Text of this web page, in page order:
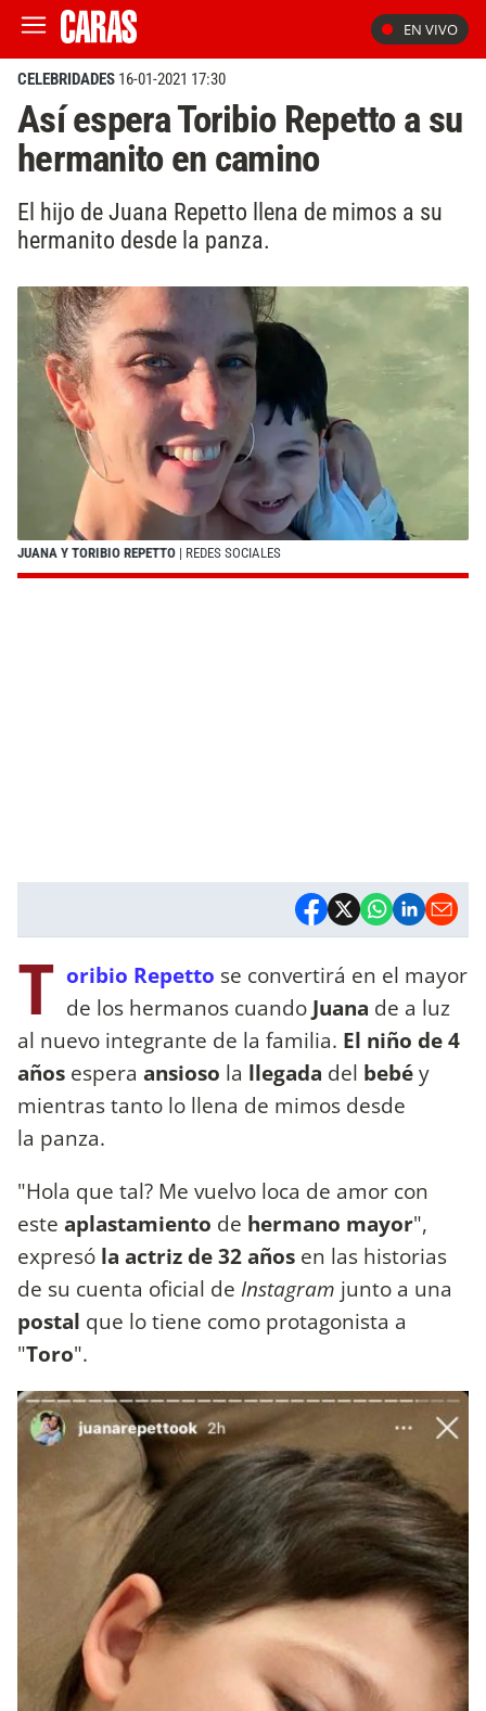
EN VIVO
CELEBRIDADES 16-01-2021 17:30
Así espera Toribio Repetto a su
hermanito en camino
El hijo de Juana Repetto llena de mimos a su
hermanito desde la panza.
JUANA Y TORIBIO REPETTO | REDES SOCIALES
T oribio Repetto se convertirá en el mayor
de los hermanos cuando Juana de a luz
al nuevo integrante de la familia. El niño de 4
años espera ansioso la llegada del bebéy
mientras tanto lo llena de mimos desde
la panza.
"Hola que tal? Me vuelvo loca de amor con
este aplastamiento de hermano mayor",
expresó la actriz de 32 años en las historias
de su cuenta oficial de Instagram junto a una
postal que lo tiene como protagonista a
"Toro".